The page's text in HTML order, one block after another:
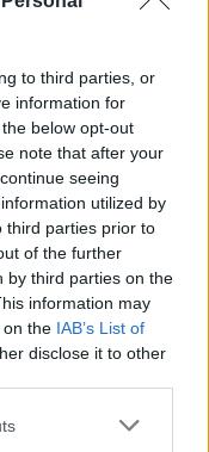
to third parties, or
information for
below opt-out
note that after your
seeing
utilized by
third parties prior to
of the further
by third parties on the
information may
on the IAB’s List of
disclose it to other
πίσω από
σκηνή στο Λας
ότι θα
ο Μπάιντεν»,
σκηνή εκδήλωση της